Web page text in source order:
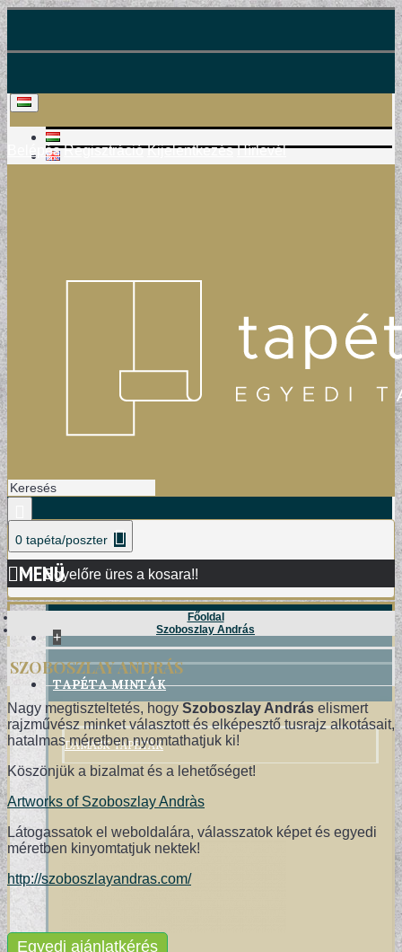
Belépés Regisztráció Kijelentkezés Hírlevél
0 tapéta/poszter
Egyelőre üres a kosara!!
MENÜ
+
TAPÉTA MINTÁK
DAMASK TAPÉTÁK
Főoldal
Szoboszlay András
SZOBOSZLAY ANDRÁS
Nagy megtiszteltetés, hogy Szoboszlay András elismert
rajzművész minket választott és elképesztő tusrajz alkotásait,
hatalmas méretben nyomtathatjuk ki!
Köszönjük a bizalmat és a lehetőséget!
Artworks of Szoboszlay Andràs
Látogassatok el weboldalára, válasszatok képet és egyedi
méretben kinyomtatjuk nektek!
http://szoboszlayandras.com/
Egyedi ajánlatkérés